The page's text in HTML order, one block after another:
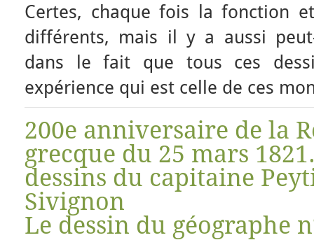
Certes, chaque fois la fonction
différents, mais il y a aussi
dans le fait que tous ces
expérience qui est celle de ces
200e anniversaire de la
grecque du 25 mars
dessins du capitaine
Sivignon
Le dessin du géographe